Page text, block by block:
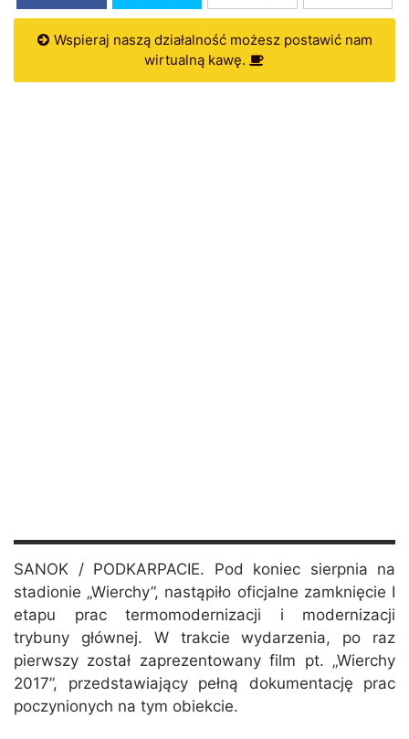
Wspieraj naszą działalność możesz postawić nam
wirtualną kawę.
SANOK / PODKARPACIE. Pod koniec sierpnia na
stadionie „Wierchy”, nastąpiło oficjalne zamknięcie I
etapu prac termomodernizacji i modernizacji
trybuny głównej. W trakcie wydarzenia, po raz
pierwszy został zaprezentowany film pt. „Wierchy
2017”, przedstawiający pełną dokumentację prac
poczynionych na tym obiekcie.